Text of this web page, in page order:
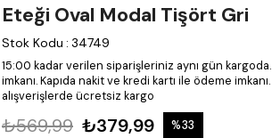
Eteği Oval Modal Tişört Gri
Stok Kodu : 34749
15:00 kadar verilen siparişleriniz aynı gün kargoda.
imkanı.Kapıda nakit ve kredi kartı ile ödeme imkanı.
alışverişlerde ücretsiz kargo
₺569,99 ₺379,99 %33